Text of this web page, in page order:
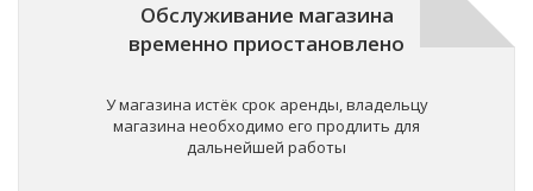
Обслуживание магазина
временно приостановлено
У магазина истёк срок аренды, владельцу
магазина необходимо его продлить для
дальнейшей работы